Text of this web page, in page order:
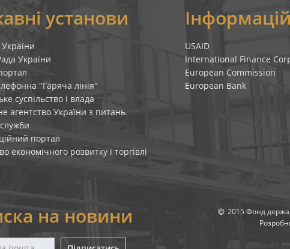
установи
України
"Гаряча лінія"
суспільство і влада
агентство України з питань
портал
економічного розвитку і торгівлі
USAID
International Finance
European Commission
European Bank
на новини
2015 Фонд